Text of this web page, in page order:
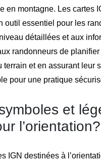
en montagne. Les cartes
outil essentiel pour les
détaillées et aux
randonneurs de
terrain et en assurant leur
pour une pratique
et
l’orientation?
IGN destinées à